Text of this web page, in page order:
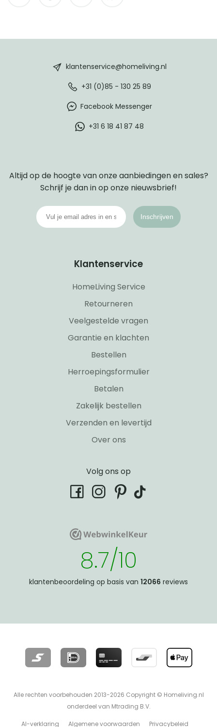
klantenservice@homeliving.nl
+31 (0)85 - 130 25 89
Facebook Messenger
+31 6 18 41 87 48
Altijd op de hoogte van onze aanbiedingen en sales?
Schrijf je dan in op onze nieuwsbrief!
Inschrijven
Klantenservice
HomeLiving Service
Retourneren
Veelgestelde vragen
Garantie en klachten
Bestellen
Herroepingsformulier
Betalen
Zakelijk bestellen
Verzenden en levertijd
Over ons
Volg ons op
facebookinstagram
pinterest
tiktok
WebwinkelKeurWebwinkelKeur
8.7/10
klantenbeoordeling op basis van 12066 reviews
Alle rechten voorbehouden 2013-2026 Copyright © Homeliving.nl
onderdeel van Mtrading B.V.
AI-verklaring Algemene voorwaarden Privacybeleid